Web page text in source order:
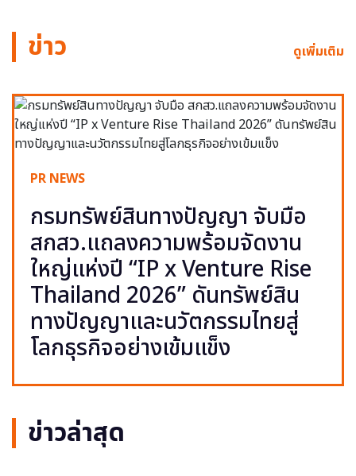
ข่าว ดูเพิ่มเติม
PR NEWS
กรมทรัพย์สินทางปัญญา จับมือ
สกสว.แถลงความพร้อมจัดงาน
ใหญ่แห่งปี “IP x Venture Rise
Thailand 2026” ดันทรัพย์สิน
ทางปัญญาและนวัตกรรมไทยสู่
โลกธุรกิจอย่างเข้มแข็ง
ข่าวล่าสุด